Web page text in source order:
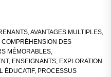
,AVANTAGES MULTIPLES,
COMPRÉHENSION DES
MÉMORABLES,
, ENSEIGNANTS, EXPLORATION
ÉDUCATIF, PROCESSUS